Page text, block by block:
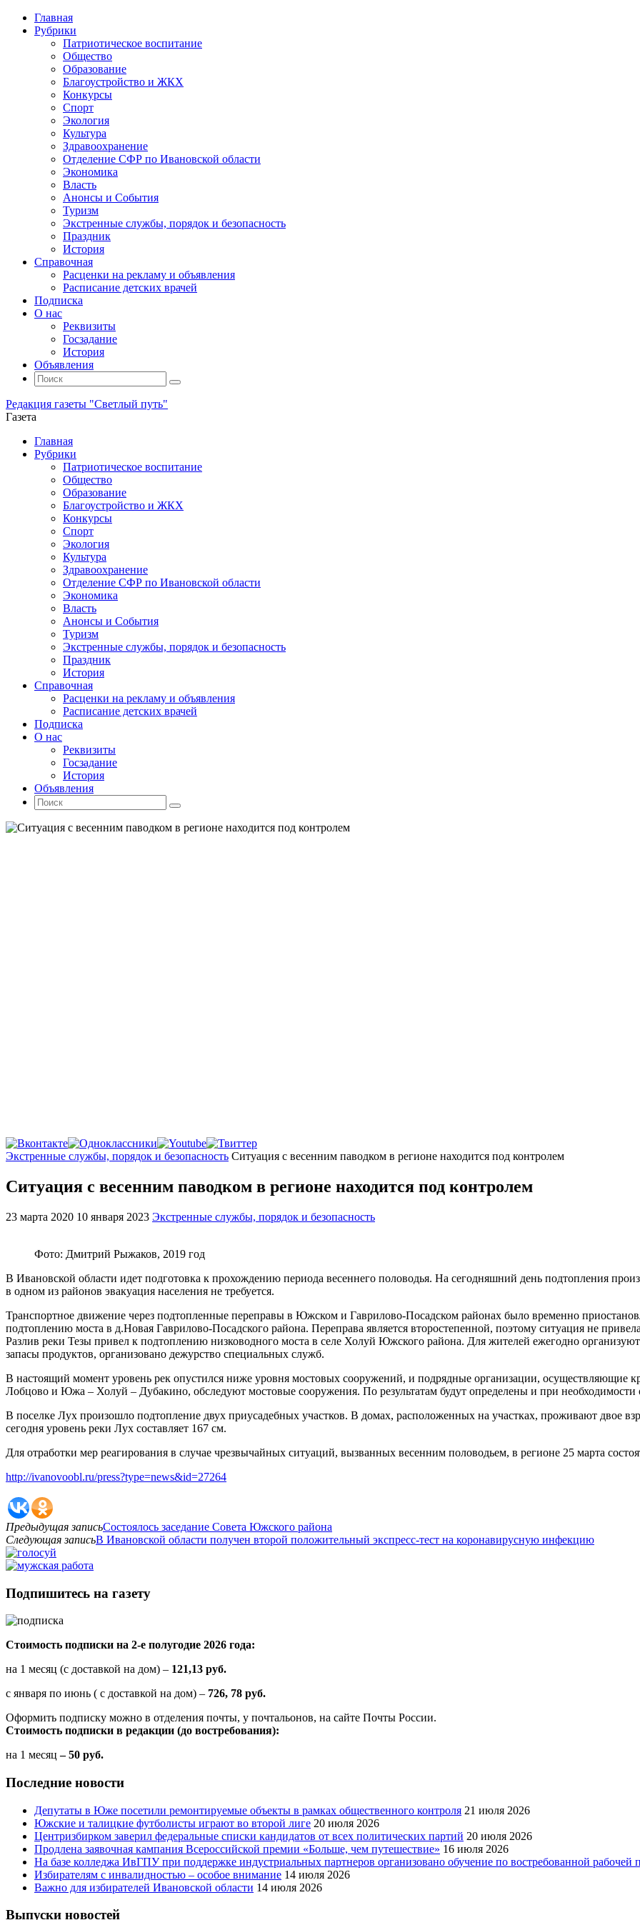
Главная
Рубрики
Патриотическое воспитание
Общество
Образование
Благоустройство и ЖКХ
Конкурсы
Спорт
Экология
Культура
Здравоохранение
Отделение СФР по Ивановской области
Экономика
Власть
Анонсы и События
Туризм
Экстренные службы, порядок и безопасность
Праздник
История
Справочная
Расценки на рекламу и объявления
Расписание детских врачей
Подписка
О нас
Реквизиты
Госзадание
История
Объявления
Поиск
Искать:
Поиск
Редакция газеты "Светлый путь"
Газета
Промотать
содержимому
Главная
Рубрики
Патриотическое воспитание
Общество
Образование
Благоустройство и ЖКХ
Конкурсы
Спорт
Экология
Культура
Здравоохранение
Отделение СФР по Ивановской области
Экономика
Власть
Анонсы и События
Туризм
Экстренные службы, порядок и безопасность
Праздник
История
Справочная
Расценки на рекламу и объявления
Расписание детских врачей
Подписка
О нас
Реквизиты
Госзадание
История
Объявления
Поиск
Искать:
Поиск
Главная
Экстренные службы, порядок и безопасность Ситуация с весенним паводком в регионе находится под контролем
Ситуация с весенним паводком в регионе находится под контролем
23 марта 2020 10 января 2023 Экстренные службы, порядок и безопасность
Фото: Дмитрий Рыжаков, 2019 год
В Ивановской области идет подготовка к прохождению периода весеннего половодья. На сегодняшний день подтопления
в одном из районов эвакуация населения не требуется.
Транспортное движение через подтопленные переправы в Южском и Гаврилово-Посадском районах было временно
подтоплению моста в д.Новая Гаврилово-Посадского района. Переправа является второстепенной, поэтому ситуация не
Разлив реки Тезы привел к подтоплению низководного моста в селе Холуй Южского района. Для жителей ежегодно
запасы продуктов, организовано дежурство специальных служб.
В настоящий момент уровень рек опустился ниже уровня мостовых сооружений, и подрядные организации, осуществляющие
Лобцово и Южа – Холуй – Дубакино, обследуют мостовые сооружения. По результатам будут определены и при необходимости
В поселке Лух произошло подтопление двух приусадебных участков. В домах, расположенных на участках, проживают двое
сегодня уровень реки Лух составляет 167 см.
Для отработки мер реагирования в случае чрезвычайных ситуаций, вызванных весенним половодьем, в регионе 25 марта
http://ivanovoobl.ru/press?type=news&id=27264
Предыдущая записьСостоялось заседание Совета Южского района
Следующая записьВ Ивановской области получен второй положительный экспресс-тест на коронавирусную инфекцию
Подпишитесь на газету
Стоимость подписки на 2-е полугодие 2026 года:
на 1 месяц (с доставкой на дом) – 121,13 руб.
с января по июнь ( с доставкой на дом) – 726, 78 руб.
Оформить подписку можно в отделения почты, у почтальонов, на сайте Почты России.
Стоимость подписки в редакции (до востребования):
на 1 месяц – 50 руб.
Последние новости
Депутаты в Юже посетили ремонтируемые объекты в рамках общественного контроля 21 июля 2026
Южские и талицкие футболисты играют во второй лиге 20 июля 2026
Центризбирком заверил федеральные списки кандидатов от всех политических партий 20 июля 2026
Продлена заявочная кампания Всероссийской премии «Больше, чем путешествие» 16 июля 2026
На базе колледжа ИвГПУ при поддержке индустриальных партнеров организовано обучение по востребованной рабочей
Избирателям с инвалидностью – особое внимание 14 июля 2026
Важно для избирателей Ивановской области 14 июля 2026
Выпуски новостей